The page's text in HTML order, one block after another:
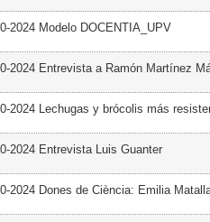
2024 Modelo DOCENTIA_UPV
2024 Entrevista a Ramón Martínez
2024 Lechugas y brócolis más
2024 Entrevista Luis Guanter
2024 Dones de Ciència: Emilia